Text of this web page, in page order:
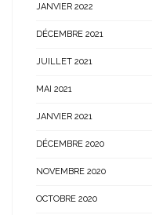
JANVIER 2022
DÉCEMBRE 2021
JUILLET 2021
MAI 2021
JANVIER 2021
DÉCEMBRE 2020
NOVEMBRE 2020
OCTOBRE 2020